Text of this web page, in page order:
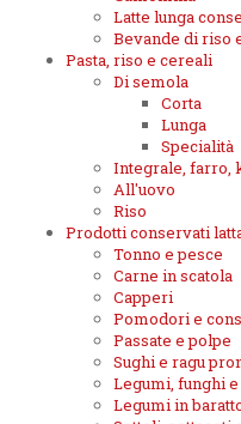
Latte lunga
Bevande di riso
Pasta, riso e cereali
Di semola
Corta
Lunga
Specialità
Integrale, farro,
All'uovo
Riso
Prodotti conservati
Tonno e pesce
Carne in scatola
Capperi
Pomodori e
Passate e polpe
Sughi e ragu
Legumi, funghi
Legumi in